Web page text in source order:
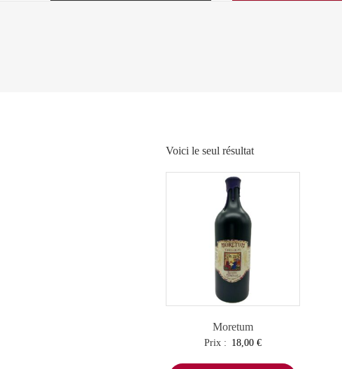
Voici le seul résultat
Moretum
Prix : 18,00 €